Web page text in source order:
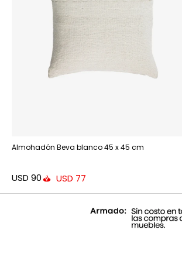
Almohadón Beva blanco 45 x 45 cm
USD 90 USD 77